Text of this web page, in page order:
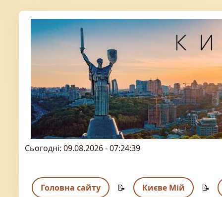
Сьогодні: 09.08.2026 - 07:24:39
Головна сайту 📝 Києве Мій 📝